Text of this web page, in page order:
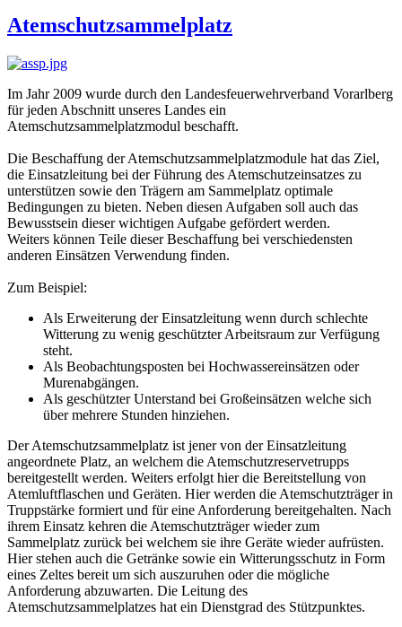
Atemschutzsammelplatz
Im Jahr 2009 wurde durch den Landesfeuerwehrverband Vorarlberg
für jeden Abschnitt unseres Landes ein
Atemschutzsammelplatzmodul beschafft.
Die Beschaffung der Atemschutzsammelplatzmodule hat das Ziel,
die Einsatzleitung bei der Führung des Atemschutzeinsatzes zu
unterstützen sowie den Trägern am Sammelplatz optimale
Bedingungen zu bieten. Neben diesen Aufgaben soll auch das
Bewusstsein dieser wichtigen Aufgabe gefördert werden.
Weiters können Teile dieser Beschaffung bei verschiedensten
anderen Einsätzen Verwendung finden.
Zum Beispiel:
Als Erweiterung der Einsatzleitung wenn durch schlechte
Witterung zu wenig geschützter Arbeitsraum zur Verfügung
steht.
Als Beobachtungsposten bei Hochwassereinsätzen oder
Murenabgängen.
Als geschützter Unterstand bei Großeinsätzen welche sich
über mehrere Stunden hinziehen.
Der Atemschutzsammelplatz ist jener von der Einsatzleitung
angeordnete Platz, an welchem die Atemschutzreservetrupps
bereitgestellt werden. Weiters erfolgt hier die Bereitstellung von
Atemluftflaschen und Geräten. Hier werden die Atemschutzträger in
Truppstärke formiert und für eine Anforderung bereitgehalten. Nach
ihrem Einsatz kehren die Atemschutzträger wieder zum
Sammelplatz zurück bei welchem sie ihre Geräte wieder aufrüsten.
Hier stehen auch die Getränke sowie ein Witterungsschutz in Form
eines Zeltes bereit um sich auszuruhen oder die mögliche
Anforderung abzuwarten. Die Leitung des
Atemschutzsammelplatzes hat ein Dienstgrad des Stützpunktes.